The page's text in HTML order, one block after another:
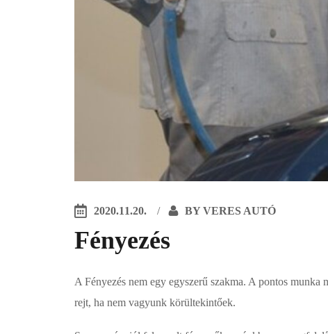
2020.11.20. BYVERES AUTÓ
Fényezés
A Fényezés nem egy egyszerű szakma. A pontos
rejt, ha nem vagyunk körültekintőek.